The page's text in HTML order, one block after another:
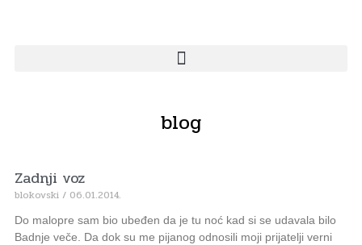
blog
Zadnji voz
blokovski 06.01.2014.
Do malopre sam bio ubeđen da je tu noć kad si se udavala bilo
Badnje veče. Da dok su me pijanog odnosili moji prijatelji verni